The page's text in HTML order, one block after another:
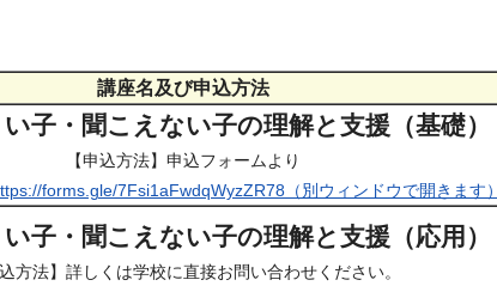
講座名及び申込方法
子・聞こえない子の理解と支援（基礎）
【申込方法】申込フォームより
forms.gle/7Fsi1aFwdqWyzZR78（別ウィンドウで開きます）
子・聞こえない子の理解と支援（応用）
込方法】詳しくは学校に直接お問い合わせください。